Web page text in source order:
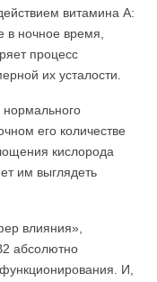
витамина А:
в ночное время,
процесс
их усталости.
его количестве
кислорода
им выглядеть
влияния»,
абсолютно
И,